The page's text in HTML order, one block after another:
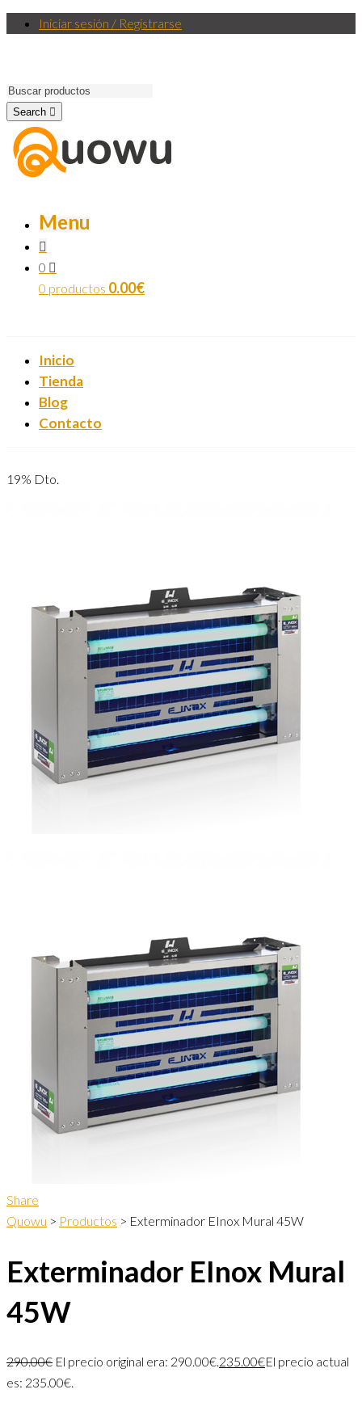
Iniciar sesión / Registrarse
Search
Menu
0
0 productos 0.00€
Inicio
Tienda
Blog
Contacto
19% Dto.
Share
Quowu > Productos > Exterminador EInox Mural 45W
Exterminador EInox Mural
45W
290.00€ El precio original era: 290.00€.235.00€El precio actual
es: 235.00€.